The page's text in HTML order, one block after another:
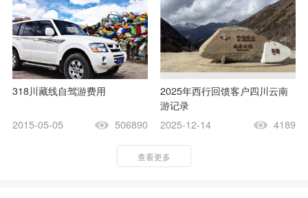
318川藏线自驾游费用
2015-05-05 506890
2025年西行回馈客户四川云南
游记录
2025-12-14
4189
查看更多